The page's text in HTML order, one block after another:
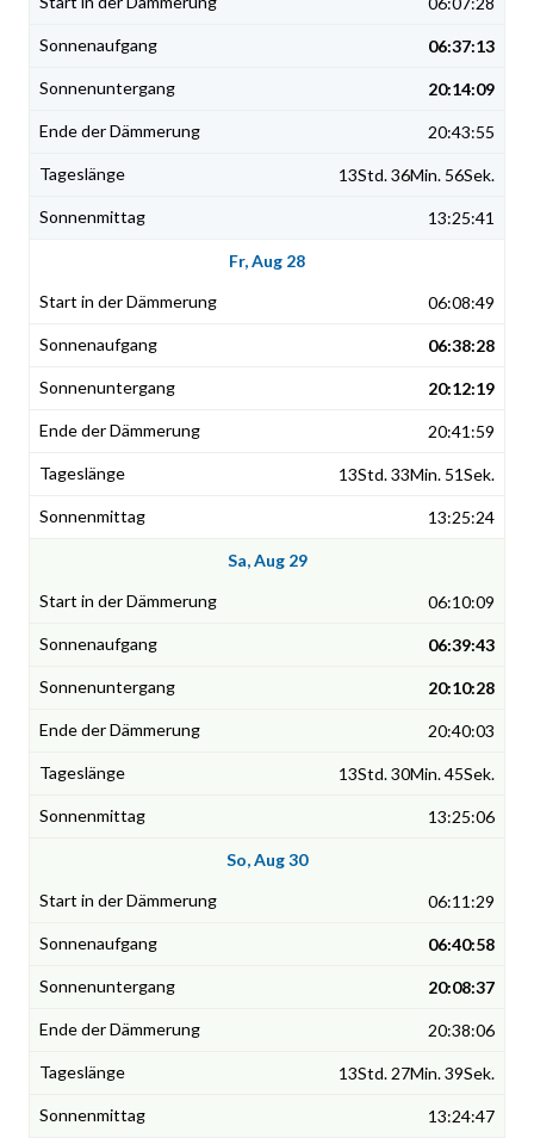
06:37:13
20:14:09
20:43:55
13Std. 36Min. 56Sek.
13:25:41
Fr, Aug 28
06:08:49
06:38:28
20:12:19
20:41:59
13Std. 33Min. 51Sek.
13:25:24
Sa, Aug 29
06:10:09
06:39:43
20:10:28
20:40:03
13Std. 30Min. 45Sek.
13:25:06
So, Aug 30
06:11:29
06:40:58
20:08:37
20:38:06
13Std. 27Min. 39Sek.
13:24:47